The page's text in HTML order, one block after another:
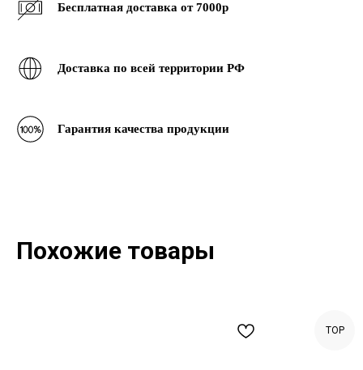
Бесплатная доставка от 7000р
Доставка по всей территории РФ
Гарантия качества продукции
Похожие товары
TOP